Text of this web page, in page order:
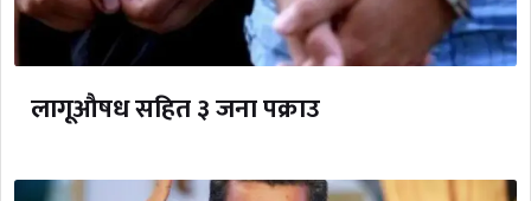
लागूऔषध सहित ३ जना पक्राउ